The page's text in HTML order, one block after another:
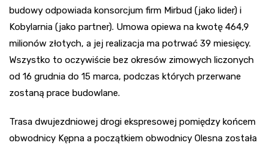
budowy odpowiada konsorcjum firm Mirbud (jako lider) i
Kobylarnia (jako partner). Umowa opiewa na kwotę 464,9
milionów złotych, a jej realizacja ma potrwać 39 miesięcy.
Wszystko to oczywiście bez okresów zimowych liczonych
od 16 grudnia do 15 marca, podczas których przerwane
zostaną prace budowlane.
Trasa dwujezdniowej drogi ekspresowej pomiędzy końcem
obwodnicy Kępna a początkiem obwodnicy Olesna została